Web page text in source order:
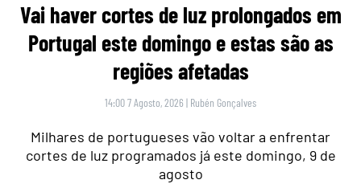
Vai haver cortes de luz prolongados em
Portugal este domingo e estas são as
regiões afetadas
14:00 7 Agosto, 2026 | Rubén Gonçalves
Milhares de portugueses vão voltar a enfrentar
cortes de luz programados já este domingo, 9 de
agosto